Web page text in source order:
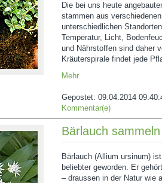
Die bei uns heute
stammen aus
unterschiedlichen
Temperatur, Licht,
und Nährstoffen sind daher
Kräuterspirale findet jede
Mehr
Gepostet: 09.04.2014
Kommentar(e)
Bärlauch sammeln
Bärlauch (Allium ursinum)
beliebter geworden. Er
– draussen in der Natur wie